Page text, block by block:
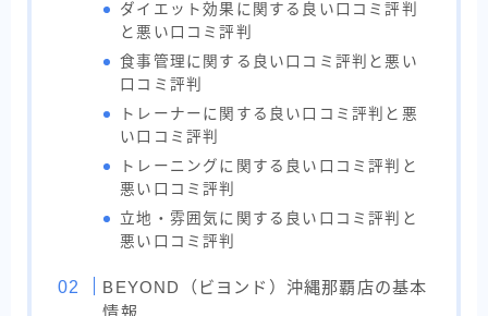
ダイエット効果に関する良い口コミ評判
と悪い口コミ評判
食事管理に関する良い口コミ評判と悪い
口コミ評判
トレーナーに関する良い口コミ評判と悪
い口コミ評判
トレーニングに関する良い口コミ評判と
悪い口コミ評判
立地・雰囲気に関する良い口コミ評判と
悪い口コミ評判
BEYOND（ビヨンド）沖縄那覇店の基本